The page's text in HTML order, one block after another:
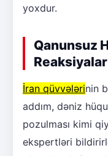
yoxdur.
Qanunsuz
İran qüvvələrinin
addım, dəniz
pozulması kimi
ekspertləri